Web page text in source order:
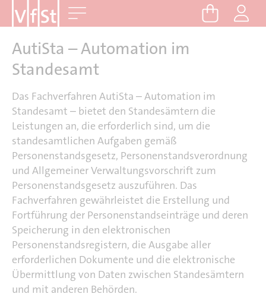
AutiSta – Automation im
Standesamt
Das Fachverfahren AutiSta – Automation im
Standesamt – bietet den Standesämtern die
Leistungen an, die erforderlich sind, um die
standesamtlichen Aufgaben gemäß
Personenstandsgesetz, Personenstandsverordnung
und Allgemeiner Verwaltungsvorschrift zum
Personenstandsgesetz auszuführen. Das
Fachverfahren gewährleistet die Erstellung und
Fortführung der Personenstandseinträge und deren
Speicherung in den elektronischen
Personenstandsregistern, die Ausgabe aller
erforderlichen Dokumente und die elektronische
Übermittlung von Daten zwischen Standesämtern
und mit anderen Behörden.